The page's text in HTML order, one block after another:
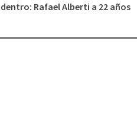
Rafael Alberti a 22 años